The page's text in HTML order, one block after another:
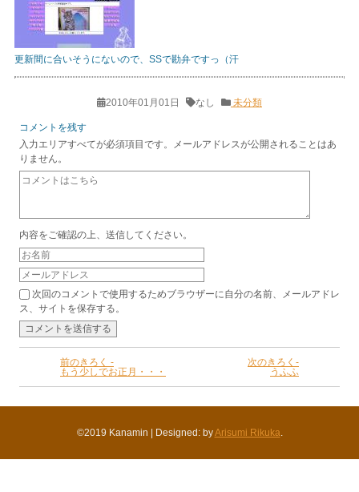
更新間に合いそうにないので、SSで勘弁ですっ（汗
2010年01月01日 なし 未分類
コメントを残す
入力エリアすべてが必須項目です。メールアドレスが公開されることはあ
りません。
内容をご確認の上、送信してください。
次回のコメントで使用するためブラウザーに自分の名前、メールアドレ
ス、サイトを保存する。
前のきろく -
もう少しでお正月・・・
次のきろく-
うふふ
©2019 Kanamin | Designed: byArisumi Rikuka